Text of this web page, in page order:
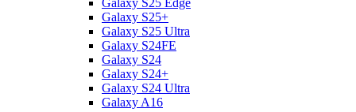
Galaxy S25 Edge
Galaxy S25+
Galaxy S25 Ultra
Galaxy S24FE
Galaxy S24
Galaxy S24+
Galaxy S24 Ultra
Galaxy A16